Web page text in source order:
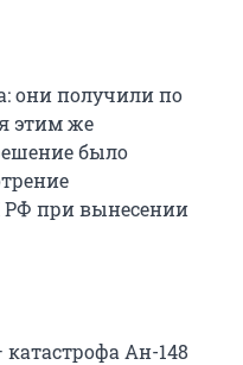
они получили по
этим же
было
РФ при вынесении
катастрофа Ан-148